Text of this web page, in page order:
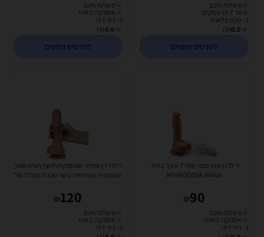
משלוח חינם
עד 7 ימי עסקים
ב- סקס פלאנט
0.0
(9)
לפרטים נוספים
משלוח חינם
אספקה: באתר
ב- דיגי דיגי
0.0
(4)
לפרטים נוספים
דילדו רוטט סופר וופר 7 אינץ' בהיר.
APHRODISIA-84006
90
₪
משלוח חינם
אספקה: באתר
ב- דיגי דיגי
דילדו זין אמיתי שמספק תחושת חוויה סופר
עוצמתית ואמיתית ! עשוי שכבה כפולה של
120
₪
משלוח חינם
אספקה: באתר
ב- דיגי דיגי